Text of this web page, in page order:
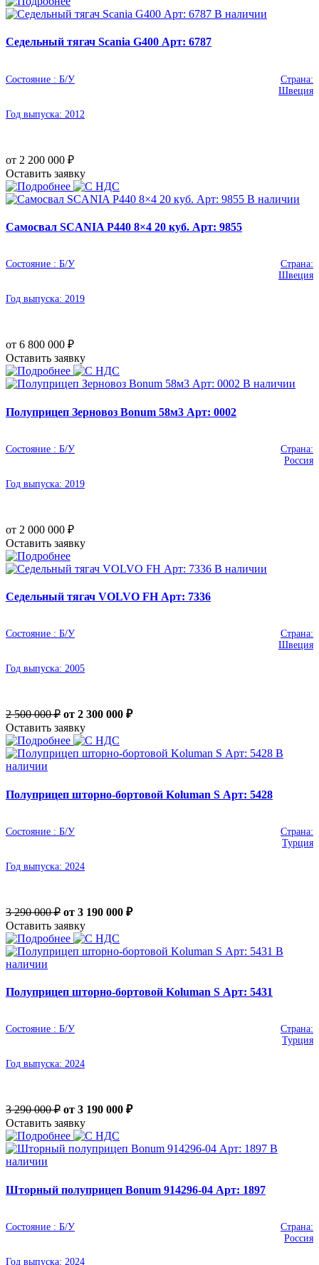
В наличии
Седельный тягач Scania G400 Арт: 6787
Состояние : Б/У
Страна:
Швеция
Год выпуска: 2012
от 2 200 000 ₽
Оставить заявку
В наличии
Самосвал SCANIA P440 8×4 20 куб. Арт: 9855
Состояние : Б/У
Страна:
Швеция
Год выпуска: 2019
от 6 800 000 ₽
Оставить заявку
В наличии
Полуприцеп Зерновоз Bonum 58м3 Арт: 0002
Состояние : Б/У
Страна:
Россия
Год выпуска: 2019
от 2 000 000 ₽
Оставить заявку
В наличии
Седельный тягач VOLVO FH Арт: 7336
Состояние : Б/У
Страна:
Швеция
Год выпуска: 2005
2 500 000 ₽ от 2 300 000 ₽
Оставить заявку
В
наличии
Полуприцеп шторно-бортовой Koluman S Арт: 5428
Состояние : Б/У
Страна:
Турция
Год выпуска: 2024
3 290 000 ₽ от 3 190 000 ₽
Оставить заявку
В
наличии
Полуприцеп шторно-бортовой Koluman S Арт: 5431
Состояние : Б/У
Страна:
Турция
Год выпуска: 2024
3 290 000 ₽ от 3 190 000 ₽
Оставить заявку
В
наличии
Шторный полуприцеп Bonum 914296-04 Арт: 1897
Состояние : Б/У
Страна:
Россия
Год выпуска: 2024